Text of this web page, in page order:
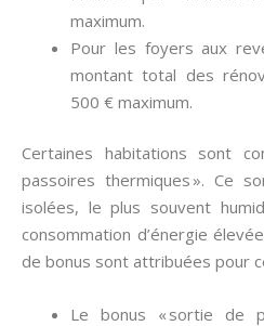
maximum.
Pour les foyers aux
montant total des
500 € maximum.
Certaines habitations sont
passoires thermiques ». Ce
isolées, le plus souvent
consommation d’énergie
de bonus sont attribuées pour
Le bonus « sortie de